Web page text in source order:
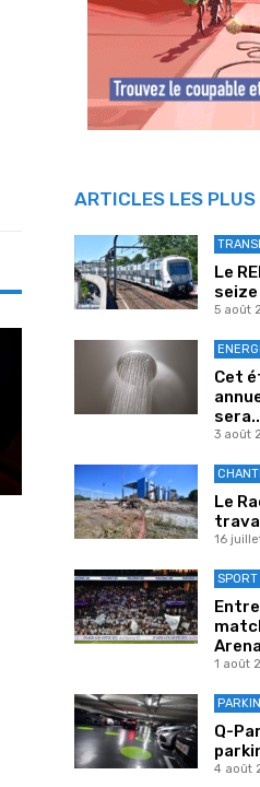
ARTICLES LES PLUS
Le
5 août
Cet
3 août
Le
16
SPORT
1 août
Q-
4 août